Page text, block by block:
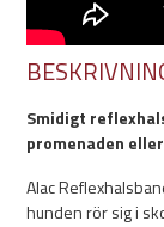
Smidigt
promenaden
Alac
hunden rör sig i